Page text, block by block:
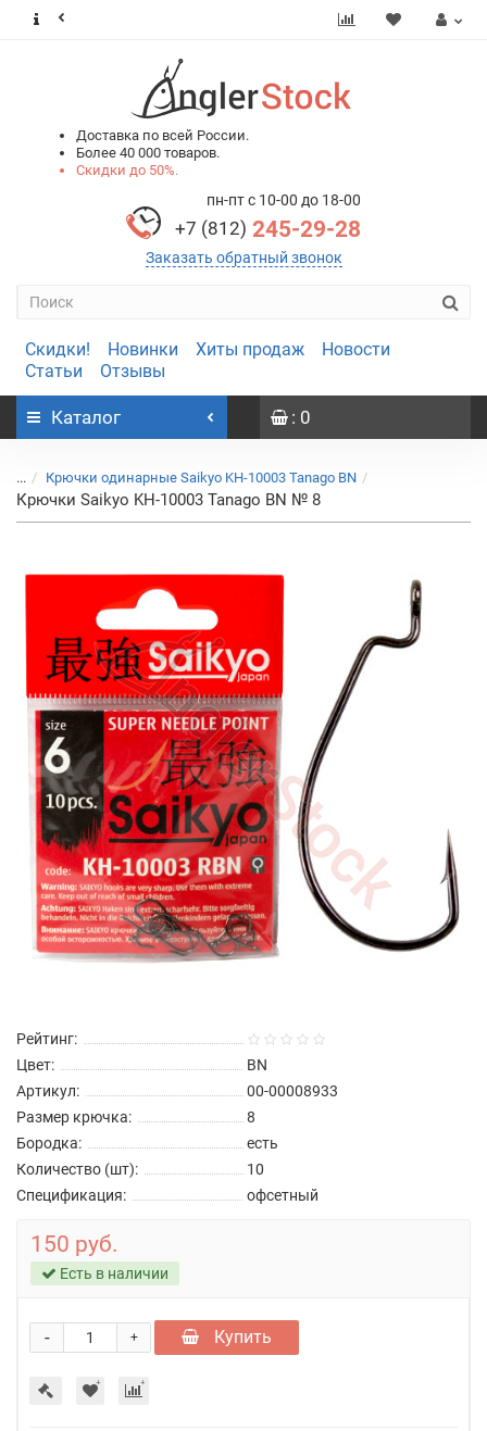
Доставка по всей России.
Более 40 000 товаров.
Скидки до 50%.
пн-пт с 10-00 до 18-00
+7 (812) 245-29-28
Заказать обратный звонок
Скидки! Новинки Хиты продаж
Новости
Статьи
Отзывы
Каталог : 0
... Крючки одинарные Saikyo KH-10003 Tanago BN
Крючки Saikyo KH-10003 Tanago BN № 8
Рейтинг:
Цвет:
BN
Артикул:
00-00008933
Размер крючка:
8
Бородка:
есть
Количество (шт):
10
Спецификация:
офсетный
150 руб.
Есть в наличии
+
- Купить